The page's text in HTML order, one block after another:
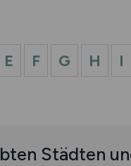
E F G H I
Städten